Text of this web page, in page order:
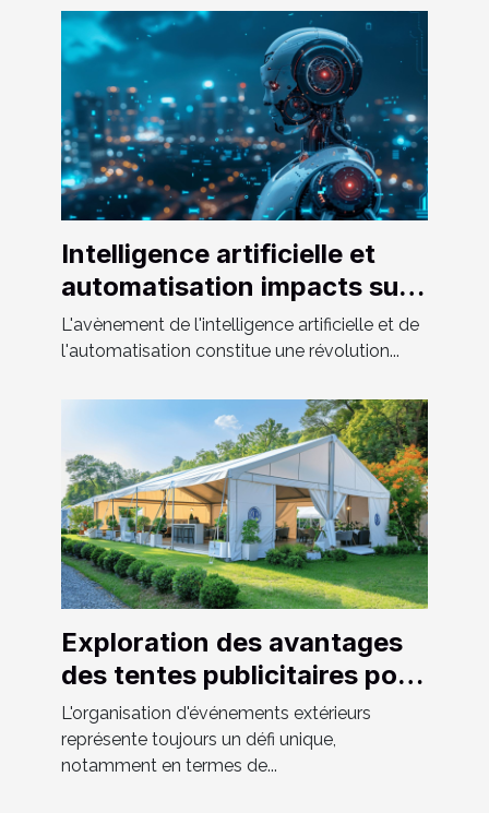
Intelligence artificielle et
automatisation impacts sur
l'emploi et l'économie
globale
L'avènement de l'intelligence artificielle et de
l'automatisation constitue une révolution...
Exploration des avantages
des tentes publicitaires pour
les événements extérieurs
L'organisation d'événements extérieurs
représente toujours un défi unique,
notamment en termes de...